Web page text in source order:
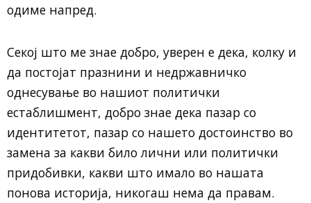
одиме напред.
Секој што ме знае добро, уверен е дека, колку и
да постојат празнини и недржавничко
однесување во нашиот политички
естаблишмент, добро знае дека пазар со
идентитетот, пазар со нашето достоинство во
замена за какви било лични или политички
придобивки, какви што имало во нашата
понова историја, никогаш нема да правам.